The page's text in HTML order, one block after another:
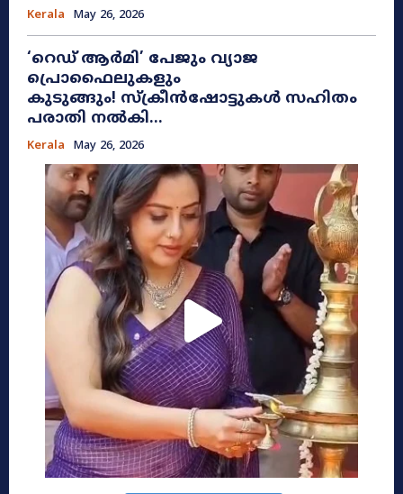
Kerala May 26, 2026
​‘റെഡ് ആർമി’ പേജും വ്യാജ
പ്രൊഫൈലുകളും
കുടുങ്ങും! സ്ക്രീൻഷോട്ടുകൾ സഹിതം
പരാതി നൽകി...
Kerala May 26, 2026